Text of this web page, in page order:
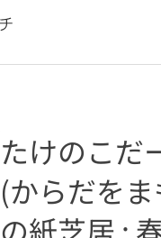
たけのこだ
(からだを